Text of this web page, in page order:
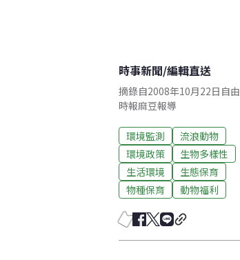
時事新聞/編輯直送
摘錄自2008年10月22日自由
時報麻豆報導
環境監測
流浪動物
環境政策
生物多樣性
生活環境
生態保育
物種保育
動物福利